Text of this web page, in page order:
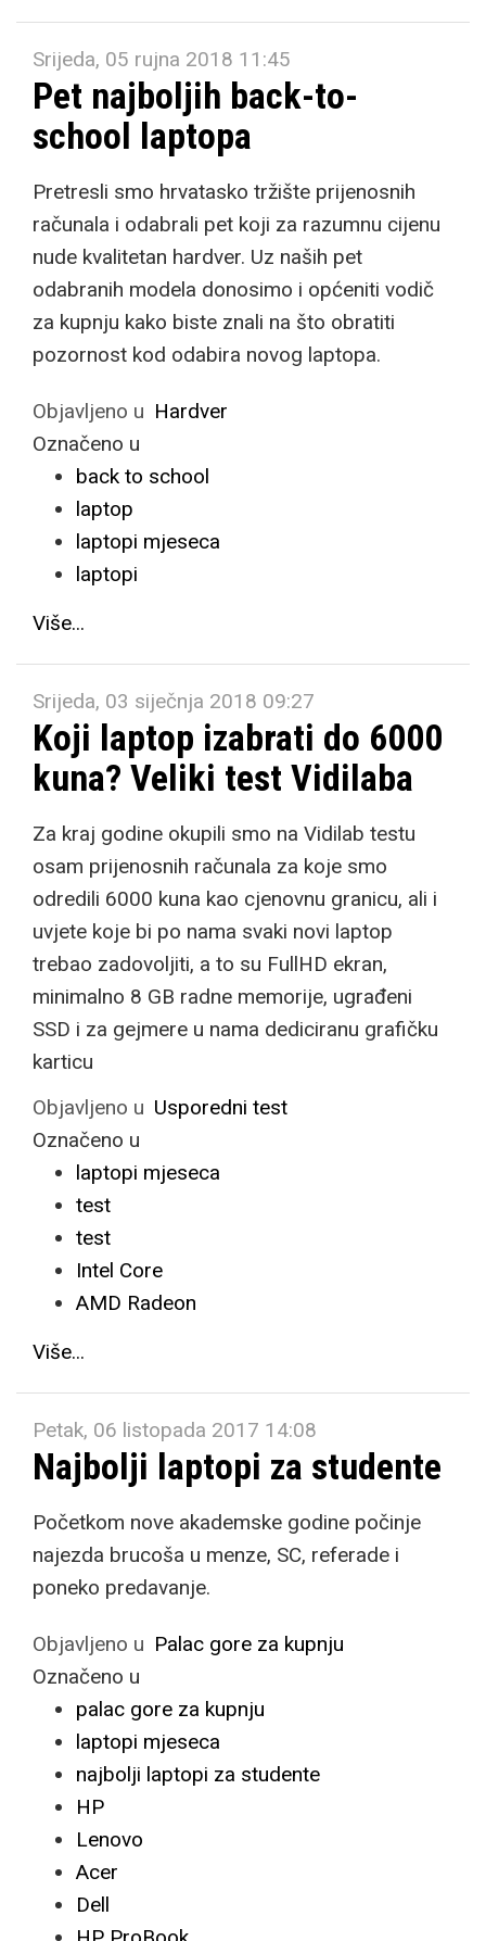
Srijeda, 05 rujna 2018 11:45
Pet najboljih back-to-
school laptopa
Pretresli smo hrvatasko tržište prijenosnih
računala i odabrali pet koji za razumnu cijenu
nude kvalitetan hardver. Uz naših pet
odabranih modela donosimo i općeniti vodič
za kupnju kako biste znali na što obratiti
pozornost kod odabira novog laptopa.
Objavljeno u Hardver
Označeno u
back to school
laptop
laptopi mjeseca
laptopi
Više...
Srijeda, 03 siječnja 2018 09:27
Koji laptop izabrati do 6000
kuna? Veliki test Vidilaba
Za kraj godine okupili smo na Vidilab testu
osam prijenosnih računala za koje smo
odredili 6000 kuna kao cjenovnu granicu, ali i
uvjete koje bi po nama svaki novi laptop
trebao zadovoljiti, a to su FullHD ekran,
minimalno 8 GB radne memorije, ugrađeni
SSD i za gejmere u nama dediciranu grafičku
karticu
Objavljeno u Usporedni test
Označeno u
laptopi mjeseca
test
test
Intel Core
AMD Radeon
Više...
Petak, 06 listopada 2017 14:08
Najbolji laptopi za studente
Početkom nove akademske godine počinje
najezda brucoša u menze, SC, referade i
poneko predavanje.
Objavljeno u Palac gore za kupnju
Označeno u
palac gore za kupnju
laptopi mjeseca
najbolji laptopi za studente
HP
Lenovo
Acer
Dell